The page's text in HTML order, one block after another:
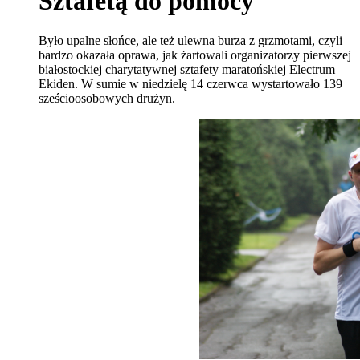
Było upalne słońce, ale też ulewna burza z grzmotami, czyli
bardzo okazała oprawa, jak żartowali organizatorzy pierwszej
białostockiej charytatywnej sztafety maratońskiej Electrum
Ekiden. W sumie w niedzielę 14 czerwca wystartowało 139
sześcioosobowych drużyn.